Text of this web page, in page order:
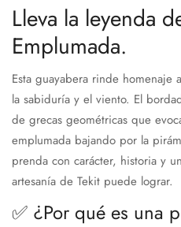
Lleva la leyenda
Emplumada.
Esta guayabera rinde homenaje a
la sabiduría y el viento. El
de grecas geométricas que
emplumada bajando por la
prenda con carácter, historia y
artesanía de Tekit puede lograr.
✅ ¿Por qué es una